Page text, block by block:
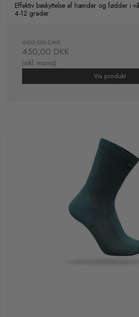
Effektiv beskyttelse af hænder og fødder i
4-12 grader
600,00 DKK
450,00 DKK
(inkl. moms)
Vis produkt